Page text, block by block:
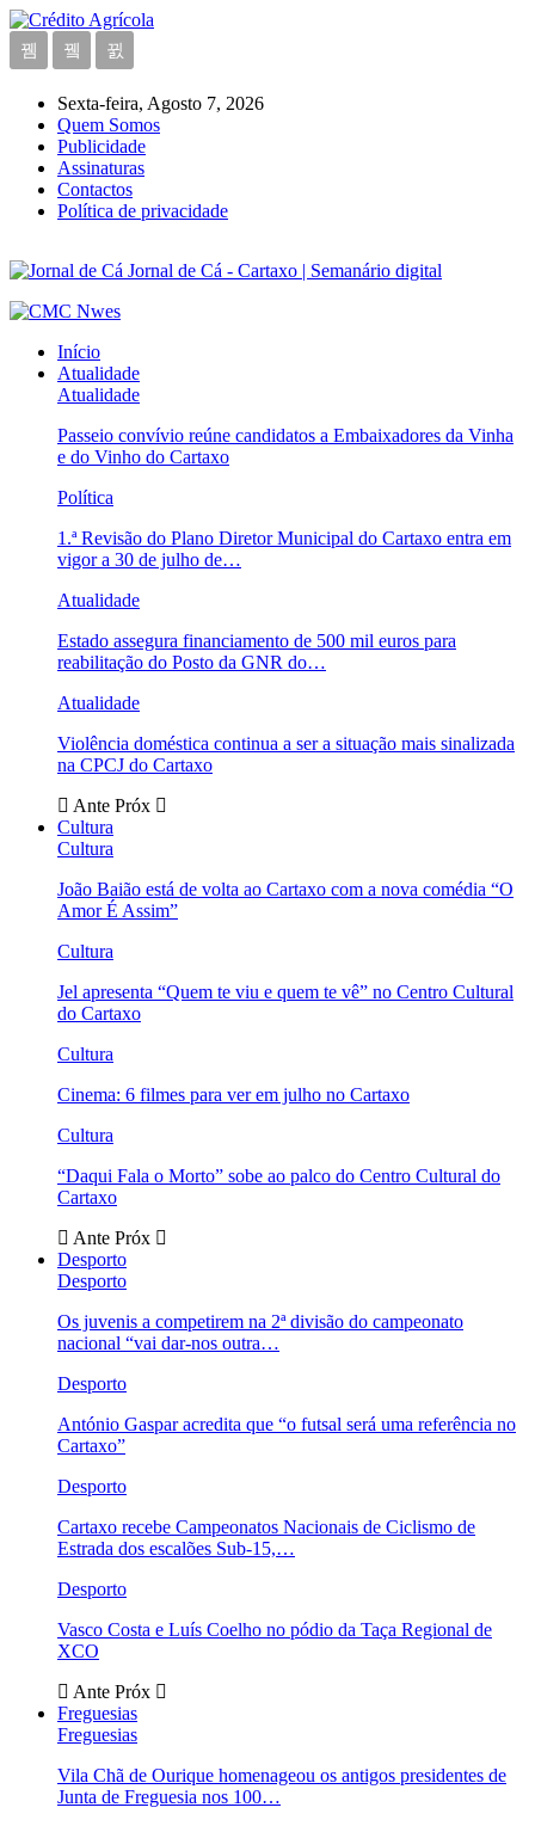
Sexta-feira, Agosto 7, 2026
Quem Somos
Publicidade
Assinaturas
Contactos
Política de privacidade
Jornal de Cá - Cartaxo | Semanário digital
Início
Atualidade
Atualidade
Passeio convívio reúne candidatos a Embaixadores da Vinha
e do Vinho do Cartaxo
Política
1.ª Revisão do Plano Diretor Municipal do Cartaxo entra em
vigor a 30 de julho de…
Atualidade
Estado assegura financiamento de 500 mil euros para
reabilitação do Posto da GNR do…
Atualidade
Violência doméstica continua a ser a situação mais sinalizada
na CPCJ do Cartaxo
Ante Próx
Cultura
Cultura
João Baião está de volta ao Cartaxo com a nova comédia “O
Amor É Assim”
Cultura
Jel apresenta “Quem te viu e quem te vê” no Centro Cultural
do Cartaxo
Cultura
Cinema: 6 filmes para ver em julho no Cartaxo
Cultura
“Daqui Fala o Morto” sobe ao palco do Centro Cultural do
Cartaxo
Ante Próx
Desporto
Desporto
Os juvenis a competirem na 2ª divisão do campeonato
nacional “vai dar-nos outra…
Desporto
António Gaspar acredita que “o futsal será uma referência no
Cartaxo”
Desporto
Cartaxo recebe Campeonatos Nacionais de Ciclismo de
Estrada dos escalões Sub-15,…
Desporto
Vasco Costa e Luís Coelho no pódio da Taça Regional de
XCO
Ante Próx
Freguesias
Freguesias
Vila Chã de Ourique homenageou os antigos presidentes de
Junta de Freguesia nos 100…